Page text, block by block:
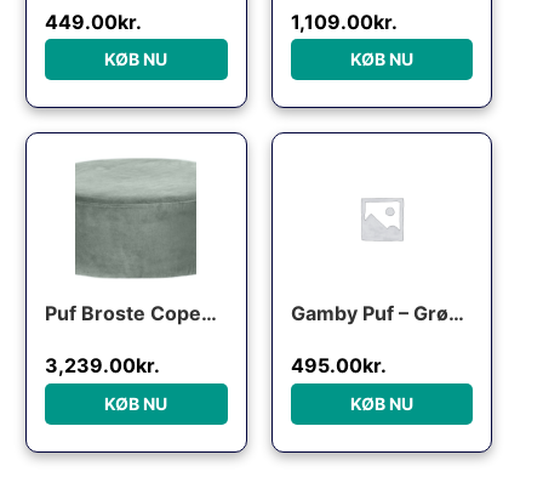
449.00kr.
KØB NU
1,109.00kr.
KØB NU
Puf Broste Copenhagen Wind Ø82 x H30 cm grøn velour
3,239.00kr.
KØB NU
Gamby Puf – Grøn Velour
Den oprindelige pris var:
495.00kr.
Den aktuelle
KØB NU